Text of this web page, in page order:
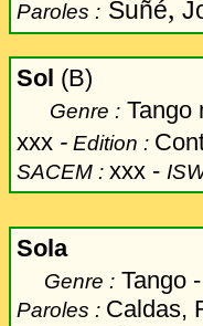
Paroles : Suñé,
Sol (B)
Genre : Tango
xxx - Edition :
SACEM : xxx -
Sola
Genre : Tango -
Paroles : Caldas,